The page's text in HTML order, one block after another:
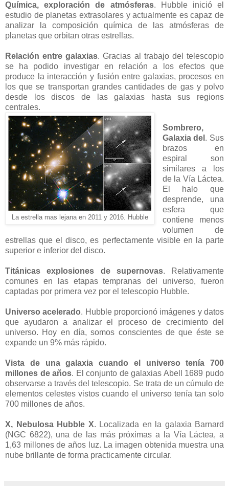
Química, exploración de atmósferas. Hubble inició el
estudio de planetas extrasolares y actualmente es capaz de
analizar la composición química de las atmósferas de
planetas que orbitan otras estrellas.
Relación entre galaxias. Gracias al trabajo del telescopio
se ha podido investigar en relación a los efectos que
produce la interacción y fusión entre galaxias, procesos en
los que se transportan grandes cantidades de gas y polvo
desde los discos de las galaxias hasta sus regions
centrales.
La estrella mas lejana en 2011 y 2016. Hubble
Sombrero,
Galaxia del . Sus
brazos en
espiral son
similares a los
de la Vía Láctea.
El halo que
desprende, una
esfera que
contiene menos
volumen de
estrellas que el disco, es perfectamente visible en la parte
superior e inferior del disco.
Titánicas explosiones de supernovas. Relativamente
comunes en las etapas tempranas del universo, fueron
captadas por primera vez por el telescopio Hubble.
Universo acelerado. Hubble proporcionó imágenes y datos
que ayudaron a analizar el proceso de crecimiento del
universo. Hoy en día, somos conscientes de que éste se
expande un 9% más rápido.
Vista de una galaxia cuando el universo tenía 700
millones de años. El conjunto de galaxias Abell 1689 pudo
observarse a través del telescopio. Se trata de un cúmulo de
elementos celestes vistos cuando el universo tenía tan solo
700 millones de años.
X, Nebulosa Hubble X. Localizada en la galaxia Barnard
(NGC 6822), una de las más próximas a la Vía Láctea, a
1,63 millones de años luz. La imagen obtenida muestra una
nube brillante de forma practicamente circular.